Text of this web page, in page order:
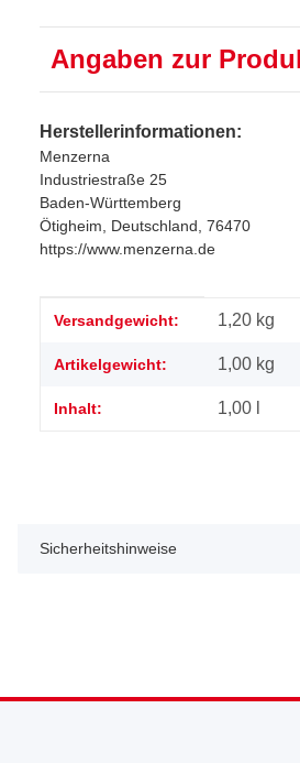
Angaben zur
Herstellerinformationen:
Menzerna
Industriestraße 25
Baden-Württemberg
Ötigheim, Deutschland, 76470
https://www.menzerna.de
Produkteigenschaft
Wert
Versandgewicht: 1,20 kg
Artikelgewicht: 1,00 kg
Inhalt: 1,00 l
Sicherheitshinweise